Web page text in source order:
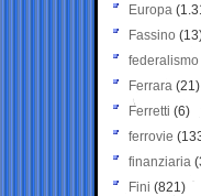
Europa
Fassino
federalismo
Ferrara (21)
Ferretti (6)
ferrovie
finanziaria
Fini (821)